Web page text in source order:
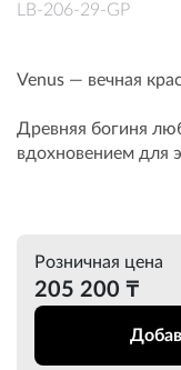
LB-206-29-GP
Venus — вечная
Древняя богиня
вдохновением для
Розничная цена
205 200 ₸